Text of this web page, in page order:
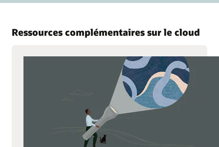
Ressources complémentaires sur le cloud